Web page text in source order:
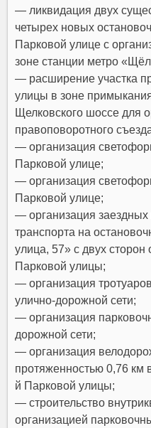
— ликвидация двух
четырех новых
Парковой улице с
зоне станции метро
— расширение участка
улицы в зоне
Щелковского шоссе для
правоповоротного
— организация
Парковой улице;
— организация
Парковой улице;
— организация
транспорта на
улица, 57» с двух сторон
Парковой улицы;
— организация
улично-дорожной сети;
— организация
дорожной сети;
— организация
протяженностью 0,76 км
й Парковой улицы;
— строительство
организацией